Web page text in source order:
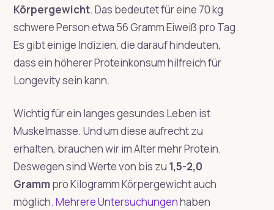
Körpergewicht. Das bedeutet für eine 70 kg
schwere Person etwa 56 Gramm Eiweiß pro Tag.
Es gibt einige Indizien, die darauf hindeuten,
dass ein höherer Proteinkonsum hilfreich für
Longevity sein kann.
Wichtig für ein langes gesundes Leben ist
Muskelmasse. Und um diese aufrecht zu
erhalten, brauchen wir im Alter mehr Protein.
Deswegen sind Werte von bis zu 1,5-2,0
Grammpro Kilogramm Körpergewicht auch
möglich. Mehrere Untersuchungenhaben